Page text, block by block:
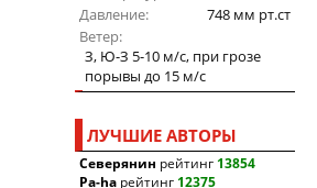
Давление
748 мм рт.ст
Ветер
З, Ю-З 5-10 м/c, при грозе
порывы до 15 м/c
ЛУЧШИЕ АВТОРЫ
Северянин рейтинг 13854
Pa-ha рейтинг 12375